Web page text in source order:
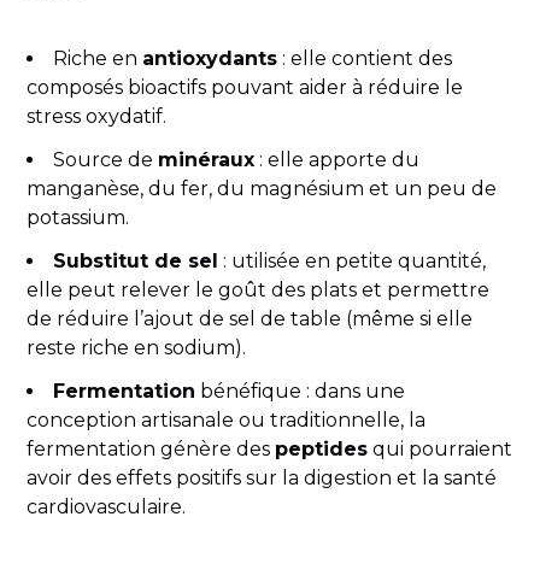
Riche en antioxydants : elle contient des
composés bioactifs pouvant aider à réduire le
stress oxydatif.
Source de minéraux : elle apporte du
manganèse, du fer, du magnésium et un peu de
potassium.
Substitut de sel : utilisée en petite quantité,
elle peut relever le goût des plats et permettre
de réduire l’ajout de sel de table (même si elle
reste riche en sodium).
Fermentation bénéfique : dans une
conception artisanale ou traditionnelle, la
fermentation génère des peptides qui pourraient
avoir des effets positifs sur la digestion et la santé
cardiovasculaire.